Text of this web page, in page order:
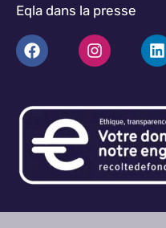
Eqla dans la presse